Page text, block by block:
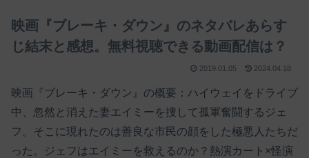
映画『ブレーキ・ダウン』のネタバレあらす
じ結末と感想。無料視聴できる動画配信は？
2019.01.05 2024.04.18
映画『ブレーキ・ダウン』の概要：ハイウェイをドライブ
中、忽然と消えた妻エイミーを捜して孤軍奮闘するジェ
フ。そこに現れたのは善良な市民の顔をした極悪人たちだ
った。ジェフはエイミーを救えるのか？熱演カート×怪演